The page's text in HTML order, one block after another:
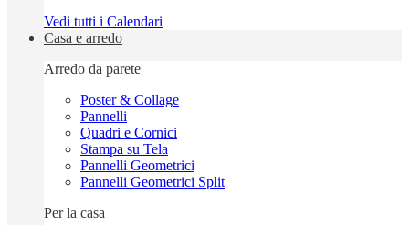
Vedi tutti i Calendari
Casa e arredo
Arredo da parete
Poster & Collage
Pannelli
Quadri e Cornici
Stampa su Tela
Pannelli Geometrici
Pannelli Geometrici Split
Per la casa